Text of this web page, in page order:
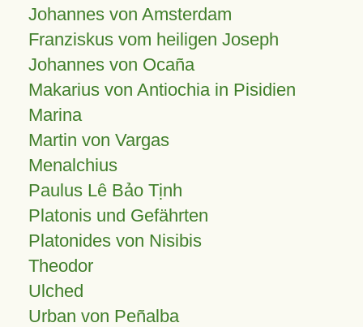
Johannes von Amsterdam
Franziskus vom heiligen Joseph
Johannes von Ocaña
Makarius von Antiochia in Pisidien
Marina
Martin von Vargas
Menalchius
Paulus Lê Bảo Tịnh
Platonis und Gefährten
Platonides von Nisibis
Theodor
Ulched
Urban von Peñalba